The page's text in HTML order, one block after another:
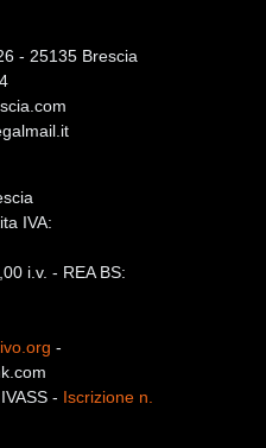
- 25135 Brescia
IVA:
i.v. - REA BS:
-
- Iscrizione n.